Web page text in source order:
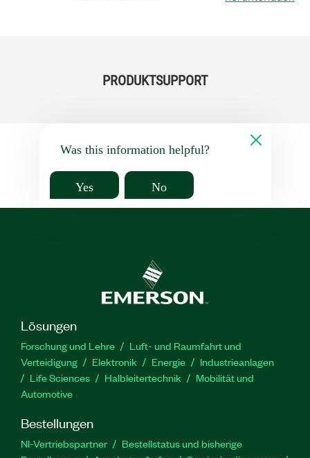
PRODUKTSUPPORT
Was this information helpful?
Yes No
Lösungen
Forschung und Lehre
Luft- und Raumfahrt und
Verteidigung
Elektronik Energie
Industrieanlagen
Life Sciences
Halbleitertechnik
Mobilität und
Automotive
Bestellungen
NI-Vertriebspartner
Bestellstatus und bisherige